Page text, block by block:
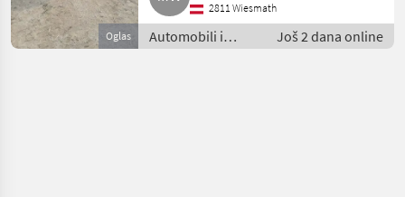
Oglas
2811 Wiesmath
Automobili i
motocikli /
Još 2 dana online